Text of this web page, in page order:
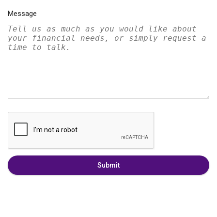
Message
Submit